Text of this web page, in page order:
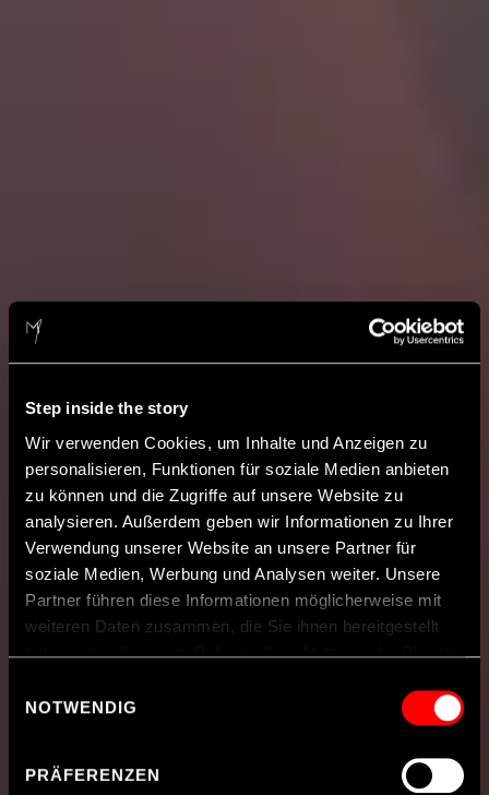
Step inside the story
Wir verwenden Cookies, um Inhalte und Anzeigen zu
personalisieren, Funktionen für soziale Medien anbieten
zu können und die Zugriffe auf unsere Website zu
analysieren. Außerdem geben wir Informationen zu Ihrer
Verwendung unserer Website an unsere Partner für
soziale Medien, Werbung und Analysen weiter. Unsere
Partner führen diese Informationen möglicherweise mit
weiteren Daten zusammen, die Sie ihnen bereitgestellt
haben oder die sie im Rahmen Ihrer Nutzung der Dienste
: Indem Sie
Cookies auf unseren Webseiten zulassen, willigen Sie
zugleich gem. Art. 49 Abs. 1 S. 1 Buchst. a DSGVO ein,
NOTWENDIG
PRÄFERENZEN